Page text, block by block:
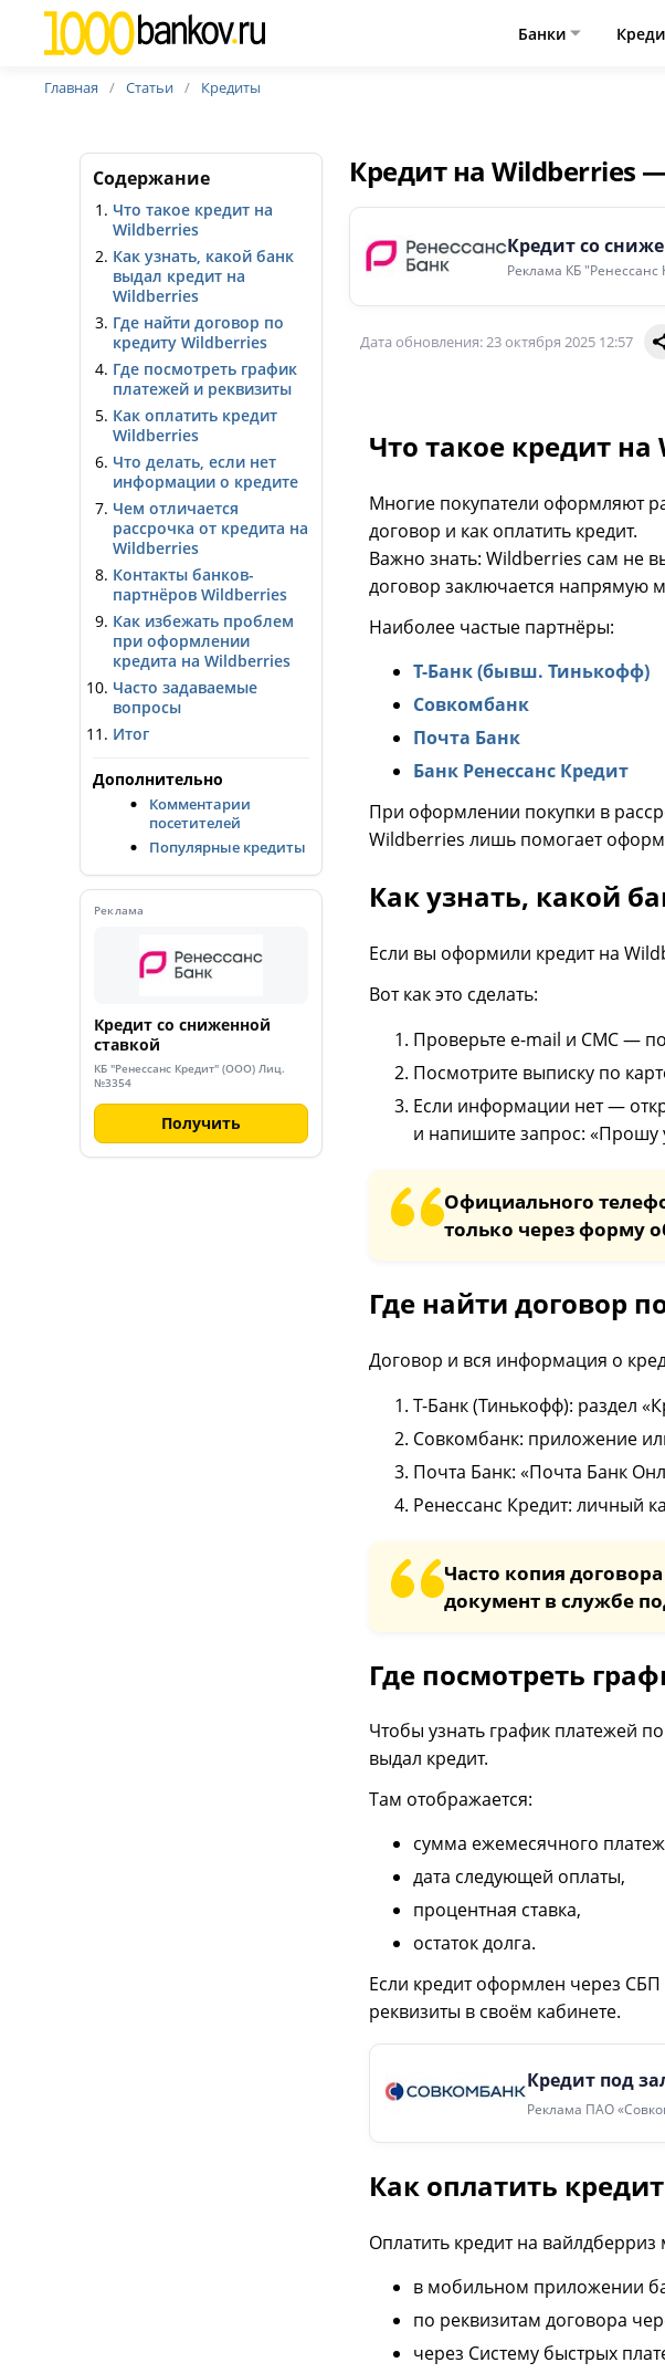
Банки
Главная Статьи Кредиты
Кредит на Wildberries
Кредит со
Реклама КБ
Дата обновления: 23 октября 2025 12:57
Содержание
Что такое кредит на
Wildberries
Как узнать, какой банк
выдал кредит на
Wildberries
Где найти договор по
кредиту Wildberries
Где посмотреть график
платежей и реквизиты
Как оплатить кредит
Wildberries
Что делать, если нет
информации о кредите
Чем отличается
рассрочка от кредита на
Wildberries
Контакты банков-
партнёров Wildberries
Как избежать проблем
при оформлении
кредита на Wildberries
Часто задаваемые
вопросы
Итог
Дополнительно
Комментарии
посетителей
Популярные кредиты
Реклама
Кредит со сниженной
ставкой
КБ "Ренессанс Кредит" (ООО) Лиц.
№3354
Получить
Что такое кредит на
Многие покупатели оформляют
договор и как оплатить кредит.
Важно знать: Wildberries сам не
договор заключается напрямую
Наиболее частые партнёры:
Т-Банк (бывш. Тинькофф)
Совкомбанк
Почта Банк
Банк Ренессанс Кредит
При оформлении покупки в
Wildberries лишь помогает
Как узнать, какой
Если вы оформили кредит на
Вот как это сделать:
Проверьте e-mail и СМС —
Посмотрите выписку по
Если информации нет —
и напишите запрос: «Прошу
Официального
только через форму
Где найти договор
Договор и вся информация о
Т-Банк (Тинькофф): раздел
Совкомбанк: приложение
Почта Банк: «Почта Банк
Ренессанс Кредит: личный
Часто копия
документ в службе
Где посмотреть
Чтобы узнать график платежей
выдал кредит.
Там отображается:
сумма ежемесячного
дата следующей оплаты,
процентная ставка,
остаток долга.
Если кредит оформлен через
реквизиты в своём кабинете.
Кредит под
Реклама ПАО
Как оплатить
Оплатить кредит на
в мобильном приложении
по реквизитам договора
через Систему быстрых